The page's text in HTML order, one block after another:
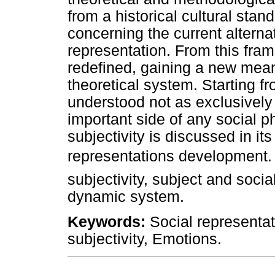
from a historical cultural
concerning the current
representation. From this
redefined, gaining a new
theoretical system. Starting
understood not as
important side of any social
subjectivity is discussed in
representations
subjectivity, subject and
dynamic system.
Keywords: Social
subjectivity, Emotions.